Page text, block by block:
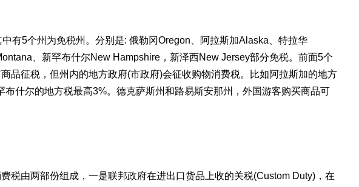
有5个州为免税州。分别是: 俄勒冈Oregon、阿拉斯加Alaska、特拉华
、新罕布什尔New Hampshire，新泽西New Jersey部分免税。前面5个
品征税，但州内的地方政府(市政府)会征收购物消费税。比如阿拉斯加的地方
布什尔的地方税最高3%。德克萨斯州和路易斯安那州，外国游客购买商品可
税由两部份组成，一是联邦政府在进出口货品上收的关税(Custom Duty)，在